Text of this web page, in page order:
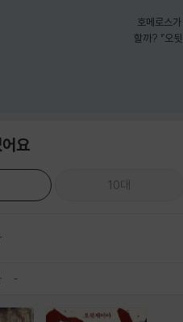
호메로스가 남긴 걸작
할까? 『오
요
10대